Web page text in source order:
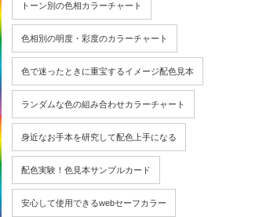
トーン別の色相カラーチャート
色相別の明度・彩度のカラーチャート
色で迷ったときに重宝するイメージ配色見本
ランダムな色の組み合わせカラーチャート
身近なお手本を研究して配色上手になる
配色実験！色見本サンプルカード
安心して使用できるwebセーフカラー